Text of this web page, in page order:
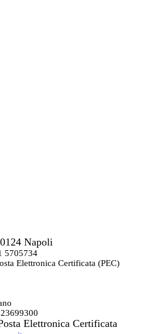
Napoli
5705734
Elettronica Certificata (PEC)
Elettronica Certificata